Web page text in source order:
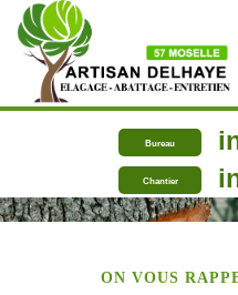
Bureau
Chantier
ON VOUS